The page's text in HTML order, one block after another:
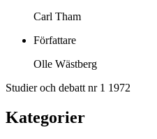
Carl Tham
Författare
Olle Wästberg
Studier och debatt nr 1 1972
Kategorier